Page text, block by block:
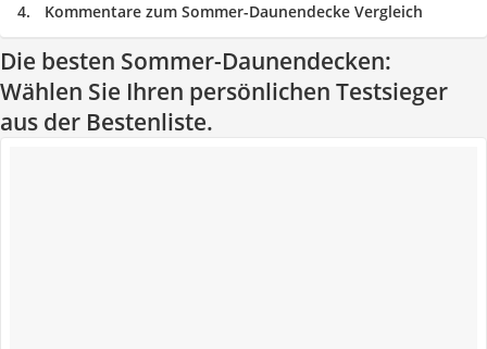
Kommentare zum Sommer-Daunendecke Vergleich
Die besten Sommer-Daunendecken:
Wählen Sie Ihren persönlichen Testsieger
aus der Bestenliste.